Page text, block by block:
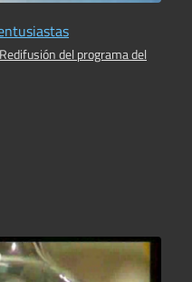
del programa del